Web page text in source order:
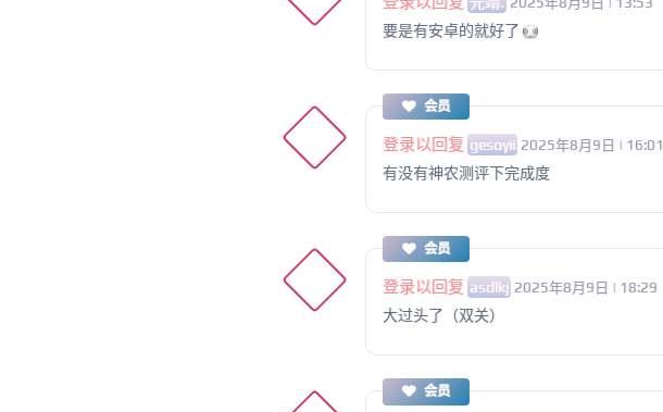
要是有安卓的就好了
会员
登录以回复 gesoyii 2025年8月9日 | 16:01
有没有神农测评下完成度
会员
登录以回复 asdlkj 2025年8月9日 | 18:29
大过头了（双关）
会员